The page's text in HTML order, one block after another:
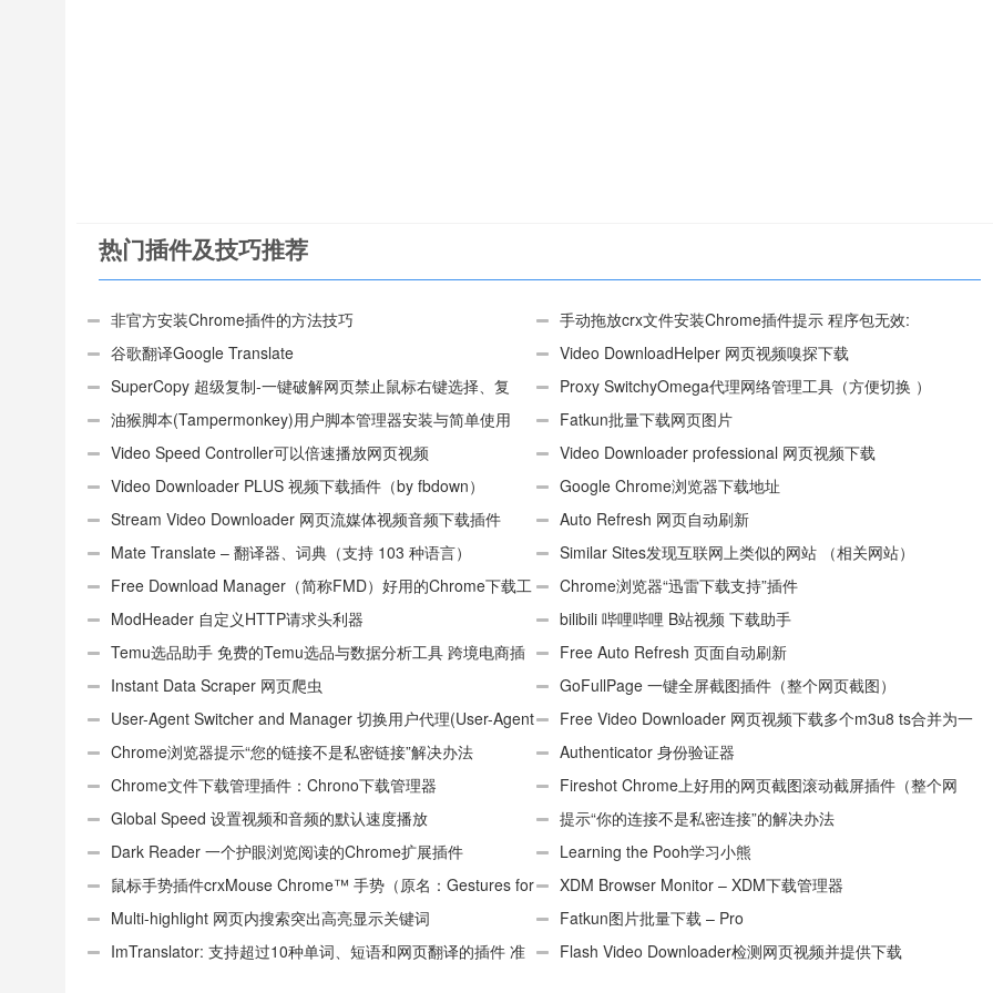
热门插件及技巧推荐
非官方安装Chrome插件的方法技巧
手动拖放crx文件安装Chrome插件提示 程序包无效:
“CEX_HEADER_INVALID”的解决办法
谷歌翻译Google Translate
Video DownloadHelper 网页视频嗅探下载
SuperCopy 超级复制-一键破解网页禁止鼠标右键选择、复
制
Proxy SwitchyOmega代理网络管理工具（方便切换 ）
油猴脚本(Tampermonkey)用户脚本管理器安装与简单使用
（适用Android）
Fatkun批量下载网页图片
Video Speed Controller可以倍速播放网页视频
Video Downloader professional 网页视频下载
Video Downloader PLUS 视频下载插件（by fbdown）
Google Chrome浏览器下载地址
Stream Video Downloader 网页流媒体视频音频下载插件
Auto Refresh 网页自动刷新
Mate Translate – 翻译器、词典（支持 103 种语言）
Similar Sites发现互联网上类似的网站 （相关网站）
Free Download Manager（简称FMD）好用的Chrome下载工
具插件
Chrome浏览器“迅雷下载支持”插件
ModHeader 自定义HTTP请求头利器
bilibili 哔哩哔哩 B站视频 下载助手
Temu选品助手 免费的Temu选品与数据分析工具 跨境电商插
件
Free Auto Refresh 页面自动刷新
Instant Data Scraper 网页爬虫
GoFullPage 一键全屏截图插件（整个网页截图）
User-Agent Switcher and Manager 切换用户代理(User-Agent
或UA)
Free Video Downloader 网页视频下载多个m3u8 ts合并为一
个ts文件
Chrome浏览器提示“您的链接不是私密链接”解决办法
Authenticator 身份验证器
Chrome文件下载管理插件：Chrono下载管理器
Fireshot Chrome上好用的网页截图滚动截屏插件（整个网
页）
Global Speed 设置视频和音频的默认速度播放
提示“你的连接不是私密连接”的解决办法
Dark Reader 一个护眼浏览阅读的Chrome扩展插件
Learning the Pooh学习小熊
鼠标手势插件crxMouse Chrome™ 手势（原名：Gestures for
Chrome(TM)汉化版）
XDM Browser Monitor – XDM下载管理器
Multi-highlight 网页内搜索突出高亮显示关键词
Fatkun图片批量下载 – Pro
ImTranslator: 支持超过10种单词、短语和网页翻译的插件 准
Flash Video Downloader检测网页视频并提供下载